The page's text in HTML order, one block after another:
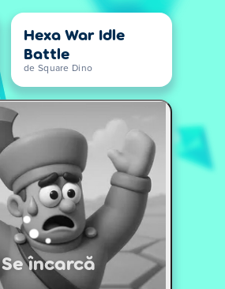
Hexa War Idle
Battle
de Square Dino
Se încarcă